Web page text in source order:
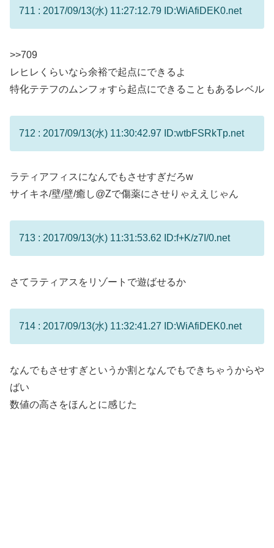
711 : 2017/09/13(水) 11:27:12.79 ID:WiAfiDEK0.net
>>709
レヒレくらいなら余裕で起点にできるよ
特化テテフのムンフォすら起点にできることもあるレベル
712 : 2017/09/13(水) 11:30:42.97 ID:wtbFSRkTp.net
ラティアフィスになんでもさせすぎだろw
サイキネ/壁/壁/癒し@Zで傷薬にさせりゃええじゃん
713 : 2017/09/13(水) 11:31:53.62 ID:f+K/z7I/0.net
さてラティアスをリゾートで遊ばせるか
714 : 2017/09/13(水) 11:32:41.27 ID:WiAfiDEK0.net
なんでもさせすぎというか割となんでもできちゃうからや
ばい
数値の高さをほんとに感じた